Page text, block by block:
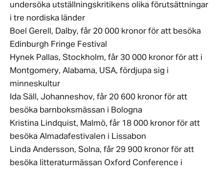
undersöka utställningskritikens olika förutsättningar
i tre nordiska länder
Boel Gerell, Dalby, får 20 000 kronor för att besöka
Edinburgh Fringe Festival
Hynek Pallas, Stockholm, får 30 000 kronor för att i
Montgomery, Alabama, USA, fördjupa sig i
minneskultur
Ida Säll, Johanneshov, får 20 600 kronor för att
besöka barnboksmässan i Bologna
Kristina Lindquist, Malmö, får 18 000 kronor för att
besöka Almadafestivalen i Lissabon
Linda Andersson, Solna, får 29 900 kronor för att
besöka litteraturmässan Oxford Conference i